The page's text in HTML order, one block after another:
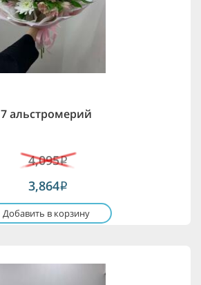
7 альстромерий
4,095i
3,864i
Добавить в корзину